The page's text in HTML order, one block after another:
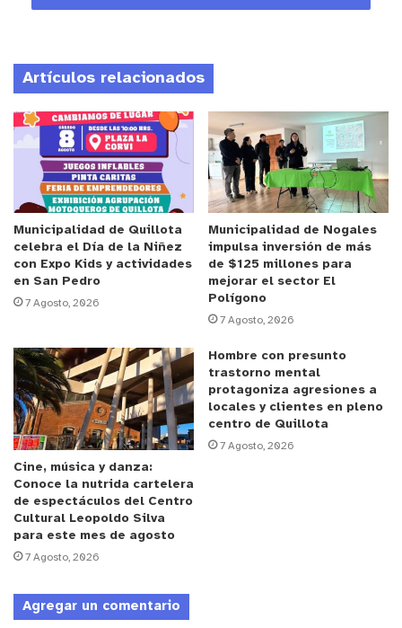
Artículos relacionados
Municipalidad de Quillota
celebra el Día de la Niñez
con Expo Kids y actividades
en San Pedro
7 Agosto, 2026
Municipalidad de Nogales
impulsa inversión de más
de $125 millones para
mejorar el sector El
Polígono
7 Agosto, 2026
Cine, música y danza:
Conoce la nutrida cartelera
de espectáculos del Centro
Cultural Leopoldo Silva
para este mes de agosto
7 Agosto, 2026
Hombre con presunto
trastorno mental
protagoniza agresiones a
locales y clientes en pleno
centro de Quillota
7 Agosto, 2026
Agregar un comentario